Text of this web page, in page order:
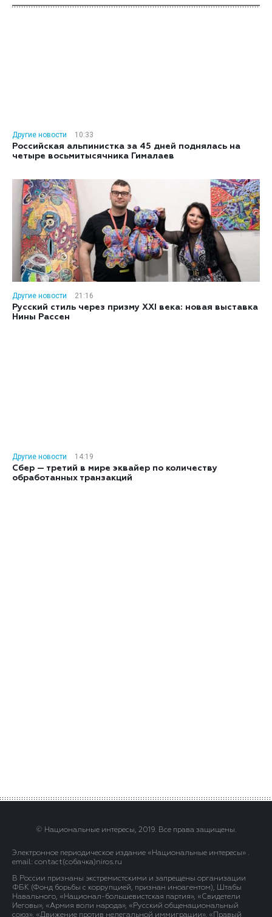
Другие новости
10:33
Российская альпинистка за 45 дней поднялась на
четыре восьмитысячника Гималаев
Другие новости
21:16
Русский стиль через призму XXI века: новая выставка
Нины Рассен
Другие новости
14:19
Сбер — третий в мире эквайер по количеству
обработанных транзакций
© Национальные интересы, 2019. Все права защищены.
Электронное периодическое издание «Национальные интересы» .
email: contact(сoбaчка)niros.ru
В России признаны экстремистскими и запрещены организации
ФБК (Фонд борьбы с коррупцией, признан иноагентом), Штабы
Навального, «Национал-большевистская партия», «Свидетели
Иеговы», «Армия воли народа», «Русский общенациональный
союз», «Движение против нелегальной иммиграции», «Правый